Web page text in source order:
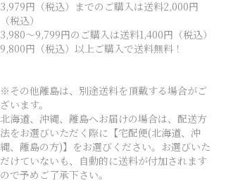
3,979円（税込）までのご購入は送料2,000円
（税込）
3,980～9,799円のご購入は送料1,400円（税込）
9,800円（税込）以上ご購入で送料無料！
※その他離島は、別途送料を頂戴する場合がご
ざいます。
北海道、沖縄、離島へお届けの場合は、配送方
法をお選びいただく際に【宅配便(北海道、沖
縄、離島の方)】をお選びください。お選びいた
だけていないも、自動的に送料が付加されます
ので予めご了承下さい。